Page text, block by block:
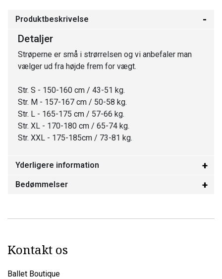
Produktbeskrivelse
Detaljer
Strøperne er små i strørrelsen og vi anbefaler man
vælger ud fra højde frem for vægt.
Str. S - 150-160 cm / 43-51 kg.
Str. M - 157-167 cm / 50-58 kg.
Str. L - 165-175 cm / 57-66 kg.
Str. XL - 170-180 cm / 65-74 kg.
Str. XXL - 175-185cm / 73-81 kg.
Yderligere information
Bedømmelser
Kontakt os
Ballet Boutique